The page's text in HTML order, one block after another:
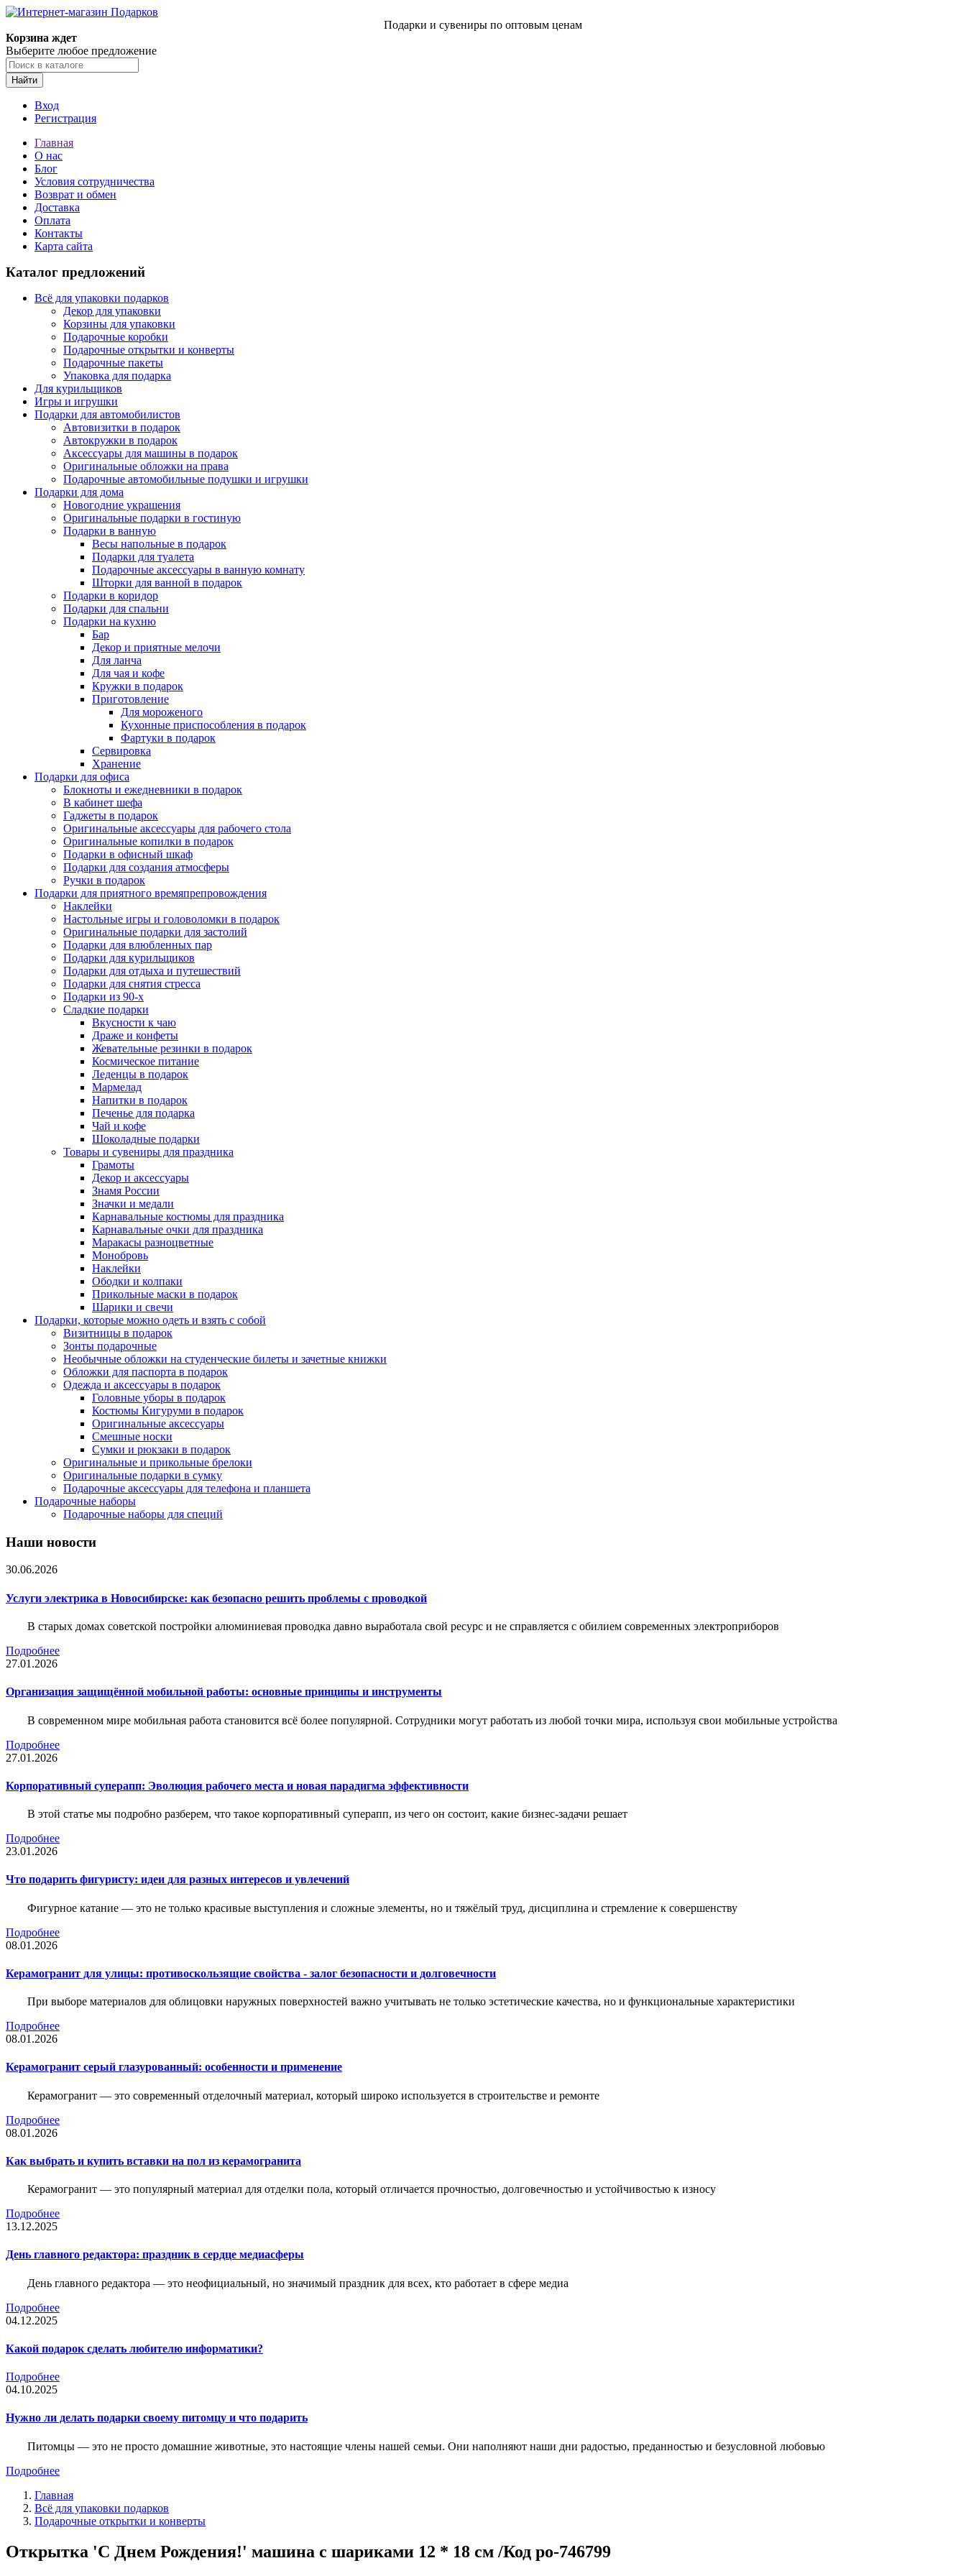
Подарки и сувениры по оптовым ценам
Корзина ждет
Выберите любое предложение
Найти
Вход
Регистрация
Главная
О нас
Блог
Условия сотрудничества
Возврат и обмен
Доставка
Оплата
Контакты
Карта сайта
Каталог предложений
Всё для упаковки подарков
Декор для упаковки
Корзины для упаковки
Подарочные коробки
Подарочные открытки и конверты
Подарочные пакеты
Упаковка для подарка
Для курильщиков
Игры и игрушки
Подарки для автомобилистов
Автовизитки в подарок
Автокружки в подарок
Аксессуары для машины в подарок
Оригинальные обложки на права
Подарочные автомобильные подушки и игрушки
Подарки для дома
Новогодние украшения
Оригинальные подарки в гостиную
Подарки в ванную
Весы напольные в подарок
Подарки для туалета
Подарочные аксессуары в ванную комнату
Шторки для ванной в подарок
Подарки в коридор
Подарки для спальни
Подарки на кухню
Бар
Декор и приятные мелочи
Для ланча
Для чая и кофе
Кружки в подарок
Приготовление
Для мороженого
Кухонные приспособления в подарок
Фартуки в подарок
Сервировка
Хранение
Подарки для офиса
Блокноты и ежедневники в подарок
В кабинет шефа
Гаджеты в подарок
Оригинальные аксессуары для рабочего стола
Оригинальные копилки в подарок
Подарки в офисный шкаф
Подарки для создания атмосферы
Ручки в подарок
Подарки для приятного времяпрепровождения
Наклейки
Настольные игры и головоломки в подарок
Оригинальные подарки для застолий
Подарки для влюбленных пар
Подарки для курильщиков
Подарки для отдыха и путешествий
Подарки для снятия стресса
Подарки из 90-х
Сладкие подарки
Вкусности к чаю
Драже и конфеты
Жевательные резинки в подарок
Космическое питание
Леденцы в подарок
Мармелад
Напитки в подарок
Печенье для подарка
Чай и кофе
Шоколадные подарки
Товары и сувениры для праздника
Грамоты
Декор и аксессуары
Знамя России
Значки и медали
Карнавальные костюмы для праздника
Карнавальные очки для праздника
Маракасы разноцветные
Монобровь
Наклейки
Ободки и колпаки
Прикольные маски в подарок
Шарики и свечи
Подарки, которые можно одеть и взять с собой
Визитницы в подарок
Зонты подарочные
Необычные обложки на студенческие билеты и зачетные книжки
Обложки для паспорта в подарок
Одежда и аксессуары в подарок
Головные уборы в подарок
Костюмы Кигуруми в подарок
Оригинальные аксессуары
Смешные носки
Сумки и рюкзаки в подарок
Оригинальные и прикольные брелоки
Оригинальные подарки в сумку
Подарочные аксессуары для телефона и планшета
Подарочные наборы
Подарочные наборы для специй
Наши новости
30.06.2026
Услуги электрика в Новосибирске: как безопасно решить проблемы с проводкой
В старых домах советской постройки алюминиевая проводка давно выработала свой ресурс и не справляется с обилием современных электроприборов
Подробнее
27.01.2026
Организация защищённой мобильной работы: основные принципы и инструменты
В современном мире мобильная работа становится всё более популярной. Сотрудники могут работать из любой точки мира, используя свои мобильные устройства
Подробнее
27.01.2026
Корпоративный суперапп: Эволюция рабочего места и новая парадигма эффективности
В этой статье мы подробно разберем, что такое корпоративный суперапп, из чего он состоит, какие бизнес-задачи решает
Подробнее
23.01.2026
Что подарить фигуристу: идеи для разных интересов и увлечений
Фигурное катание — это не только красивые выступления и сложные элементы, но и тяжёлый труд, дисциплина и стремление к совершенству
Подробнее
08.01.2026
Керамогранит для улицы: противоскользящие свойства - залог безопасности и долговечности
При выборе материалов для облицовки наружных поверхностей важно учитывать не только эстетические качества, но и функциональные характеристики
Подробнее
08.01.2026
Керамогранит серый глазурованный: особенности и применение
Керамогранит — это современный отделочный материал, который широко используется в строительстве и ремонте
Подробнее
08.01.2026
Как выбрать и купить вставки на пол из керамогранита
Керамогранит — это популярный материал для отделки пола, который отличается прочностью, долговечностью и устойчивостью к износу
Подробнее
13.12.2025
День главного редактора: праздник в сердце медиасферы
День главного редактора — это неофициальный, но значимый праздник для всех, кто работает в сфере медиа
Подробнее
04.12.2025
Какой подарок сделать любителю информатики?
Подробнее
04.10.2025
Нужно ли делать подарки своему питомцу и что подарить
Питомцы — это не просто домашние животные, это настоящие члены нашей семьи. Они наполняют наши дни радостью, преданностью и безусловной любовью
Подробнее
Главная
Всё для упаковки подарков
Подарочные открытки и конверты
Открытка 'С Днем Рождения!' машина с шариками 12 * 18 см /Код po-746799